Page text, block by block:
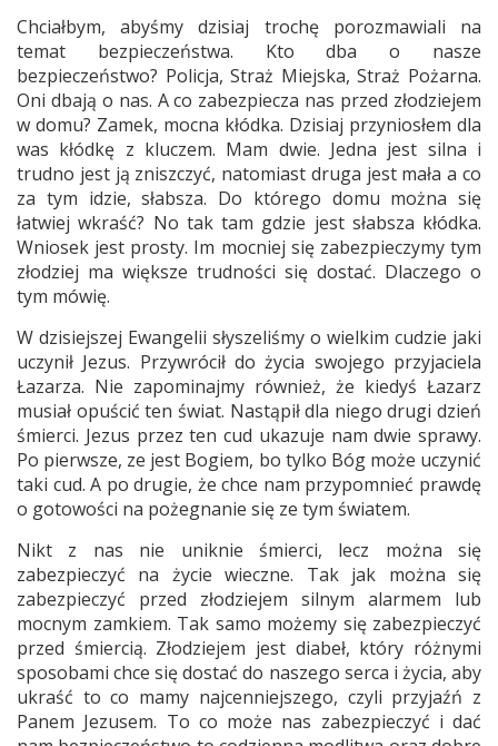
Chciałbym, abyśmy dzisiaj trochę porozmawiali na
temat bezpieczeństwa. Kto dba o nasze
bezpieczeństwo? Policja, Straż Miejska, Straż Pożarna.
Oni dbają o nas. A co zabezpiecza nas przed złodziejem
w domu? Zamek, mocna kłódka. Dzisiaj przyniosłem dla
was kłódkę z kluczem. Mam dwie. Jedna jest silna i
trudno jest ją zniszczyć, natomiast druga jest mała a co
za tym idzie, słabsza. Do którego domu można się
łatwiej wkraść? No tak tam gdzie jest słabsza kłódka.
Wniosek jest prosty. Im mocniej się zabezpieczymy tym
złodziej ma większe trudności się dostać. Dlaczego o
tym mówię.
W dzisiejszej Ewangelii słyszeliśmy o wielkim cudzie jaki
uczynił Jezus. Przywrócił do życia swojego przyjaciela
Łazarza. Nie zapominajmy również, że kiedyś Łazarz
musiał opuścić ten świat. Nastąpił dla niego drugi dzień
śmierci. Jezus przez ten cud ukazuje nam dwie sprawy.
Po pierwsze, ze jest Bogiem, bo tylko Bóg może uczynić
taki cud. A po drugie, że chce nam przypomnieć prawdę
o gotowości na pożegnanie się ze tym światem.
Nikt z nas nie uniknie śmierci, lecz można się
zabezpieczyć na życie wieczne. Tak jak można się
zabezpieczyć przed złodziejem silnym alarmem lub
mocnym zamkiem. Tak samo możemy się zabezpieczyć
przed śmiercią. Złodziejem jest diabeł, który różnymi
sposobami chce się dostać do naszego serca i życia, aby
ukraść to co mamy najcenniejszego, czyli przyjaźń z
Panem Jezusem. To co może nas zabezpieczyć i dać